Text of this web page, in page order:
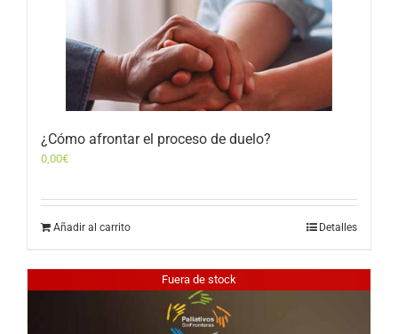
¿Cómo afrontar el proceso de duelo?
0,00€
Añadir al carrito Detalles
Fuera de stock